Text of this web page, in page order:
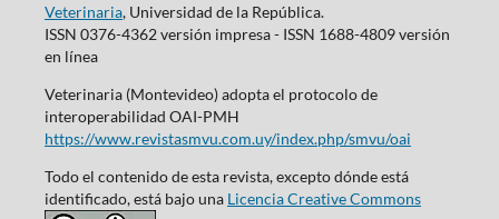
Veterinaria, Universidad de la República.
ISSN 0376-4362 versión impresa - ISSN 1688-4809 versión
en línea
Veterinaria (Montevideo) adopta el protocolo de
interoperabilidad OAI-PMH
https://www.revistasmvu.com.uy/index.php/smvu/oai
Todo el contenido de esta revista, excepto dónde está
identificado, está bajo una Licencia Creative Commons